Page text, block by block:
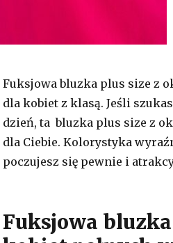
Fuksjowa bluzka plus size z
dla kobiet z klasą. Jeśli
dzień, ta bluzka plus size z
dla Ciebie. Kolorystyka
poczujesz się pewnie i
Fuksjowa